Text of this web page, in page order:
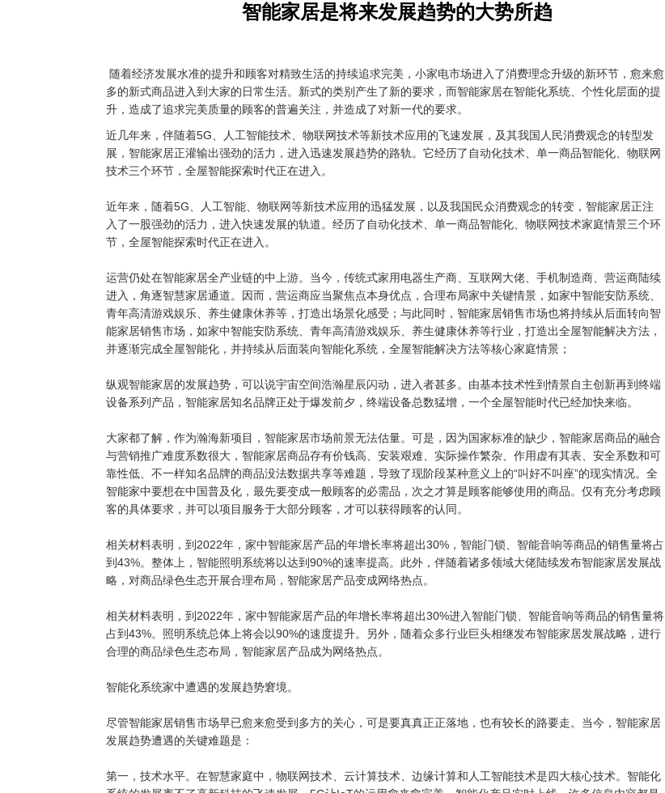
智能家居是将来发展趋势的大势所趋
随着经济发展水准的提升和顾客对精致生活的持续追求完美，小家电市场进入了消费理念升级的新环节，愈来愈
多的新式商品进入到大家的日常生活。新式的类别产生了新的要求，而智能家居在智能化系统、个性化层面的提
升，造成了追求完美质量的顾客的普遍关注，并造成了对新一代的要求。
近几年来，伴随着5G、人工智能技术、物联网技术等新技术应用的飞速发展，及其我国人民消费观念的转型发
展，智能家居正灌输出强劲的活力，进入迅速发展趋势的路轨。它经历了自动化技术、单一商品智能化、物联网
技术三个环节，全屋智能探索时代正在进入。
近年来，随着5G、人工智能、物联网等新技术应用的迅猛发展，以及我国民众消费观念的转变，智能家居正注
入了一股强劲的活力，进入快速发展的轨道。经历了自动化技术、单一商品智能化、物联网技术家庭情景三个环
节，全屋智能探索时代正在进入。
运营仍处在智能家居全产业链的中上游。当今，传统式家用电器生产商、互联网大佬、手机制造商、营运商陆续
进入，角逐智慧家居通道。因而，营运商应当聚焦点本身优点，合理布局家中关键情景，如家中智能安防系统、
青年高清游戏娱乐、养生健康休养等，打造出场景化感受；与此同时，智能家居销售市场也将持续从后面转向智
能家居销售市场，如家中智能安防系统、青年高清游戏娱乐、养生健康休养等行业，打造出全屋智能解决方法，
并逐渐完成全屋智能化，并持续从后面装向智能化系统，全屋智能解决方法等核心家庭情景；
纵观智能家居的发展趋势，可以说宇宙空间浩瀚星辰闪动，进入者甚多。由基本技术性到情景自主创新再到终端
设备系列产品，智能家居知名品牌正处于爆发前夕，终端设备总数猛增，一个全屋智能时代已经加快来临。
大家都了解，作为瀚海新项目，智能家居市场前景无法估量。可是，因为国家标准的缺少，智能家居商品的融合
与营销推广难度系数很大，智能家居商品存有价钱高、安装艰难、实际操作繁杂、作用虚有其表、安全系数和可
靠性低、不一样知名品牌的商品没法数据共享等难题，导致了现阶段某种意义上的“叫好不叫座”的现实情况。全
智能家中要想在中国普及化，最先要变成一般顾客的必需品，次之才算是顾客能够使用的商品。仅有充分考虑顾
客的具体要求，并可以项目服务于大部分顾客，才可以获得顾客的认同。
相关材料表明，到2022年，家中智能家居产品的年增长率将超出30%，智能门锁、智能音响等商品的销售量将占
到43%。整体上，智能照明系统将以达到90%的速率提高。此外，伴随着诸多领域大佬陆续发布智能家居发展战
略，对商品绿色生态开展合理布局，智能家居产品变成网络热点。
相关材料表明，到2022年，家中智能家居产品的年增长率将超出30%进入智能门锁、智能音响等商品的销售量将
占到43%。照明系统总体上将会以90%的速度提升。另外，随着众多行业巨头相继发布智能家居发展战略，进行
合理的商品绿色生态布局，智能家居产品成为网络热点。
智能化系统家中遭遇的发展趋势窘境。
尽管智能家居销售市场早已愈来愈受到多方的关心，可是要真真正正落地，也有较长的路要走。当今，智能家居
发展趋势遭遇的关键难题是：
第一，技术水平。在智慧家庭中，物联网技术、云计算技术、边缘计算和人工智能技术是四大核心技术。智能化